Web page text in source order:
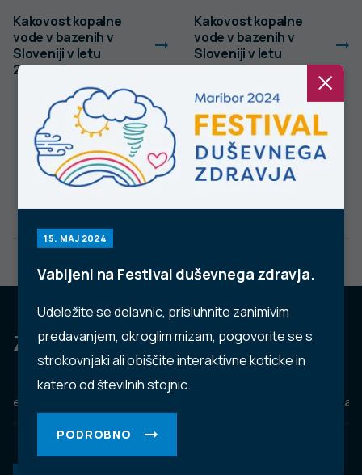
15. MAJ 2024
Vabljeni na Festival duševnega zdravja.
Udeležite se delavnic, prisluhnite zanimivim
predavanjem, okroglim mizam, pogovorite se s
strokovnjaki ali obiščite interaktivne koticke in
katero od številnih stojnic.
PODROBNO
Kakovost kopalne
vode v bazenih v
Sloveniji v letu
2020
Kakovost kopalne
vode v bazenih v
Sloveniji v letu
2019
Za dobro javno zdravje
eZdravje